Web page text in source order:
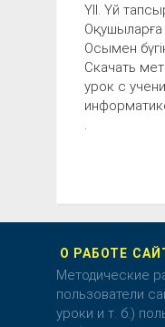
ҮІІ. Үй
Осымен
Скачать
урок с
О РАБОТЕ
Методические
пользователи
уроки и т. б.)